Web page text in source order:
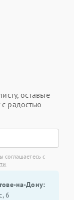
оставьте
радостью
соглашаетесь с
на-Дону:
6